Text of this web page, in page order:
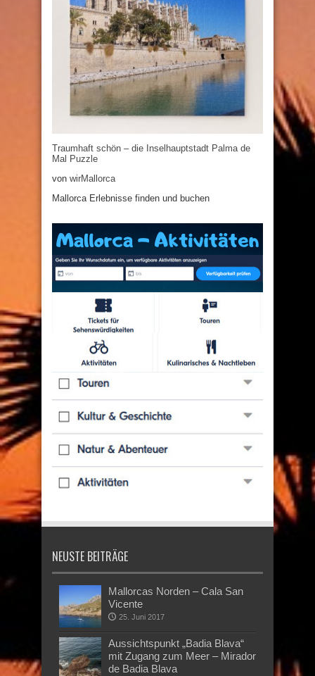
Traumhaft schön – die Inselhauptstadt Palma de
Mal Puzzle
von wirMallorca
Mallorca Erlebnisse finden und buchen
NEUSTE BEITRÄGE
Mallorcas Norden – Cala San
Vicente
25. Juni 2017
Aussichtspunkt „Badia Blava“
mit Zugang zum Meer – Mirador
de Badia Blava